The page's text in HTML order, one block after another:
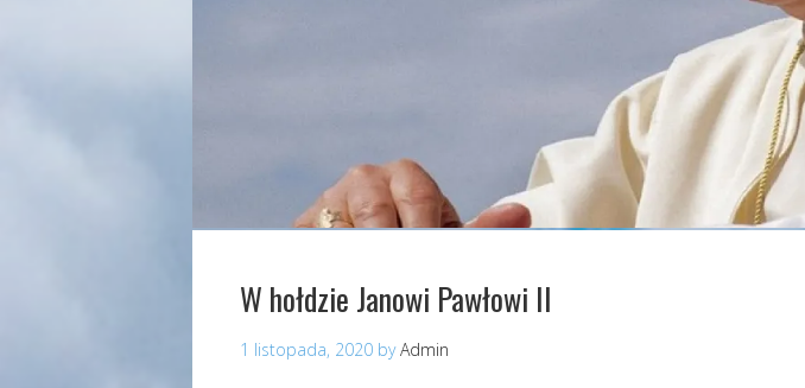
W hołdzie Janowi Pawłowi II
1 listopada, 2020 byAdmin